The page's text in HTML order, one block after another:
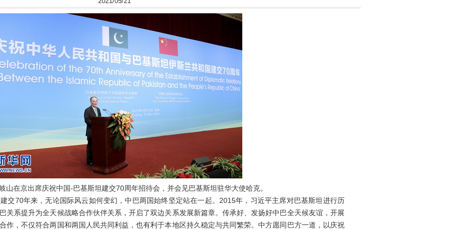
京出席庆祝中国-巴基斯坦建交70周年招待会，并会见巴基斯坦驻华大使哈克。
70年来，无论国际风云如何变幻，中巴两国始终坚定站在一起。2015年，习近平主席对巴基斯坦进行历
关系提升为全天候战略合作伙伴关系，开启了双边关系发展新篇章。传承好、发扬好中巴全天候友谊，开展
作，不仅符合两国和两国人民共同利益，也有利于本地区持久稳定与共同繁荣。中方愿同巴方一道，以庆祝